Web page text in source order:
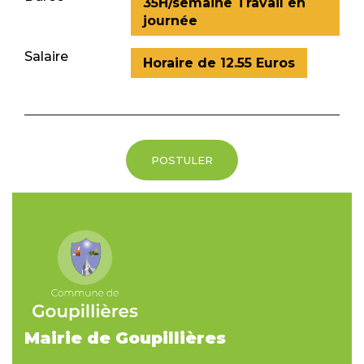
journée
Salaire Horaire de 12.55 Euros
POSTULER
Mairie de Goupillières